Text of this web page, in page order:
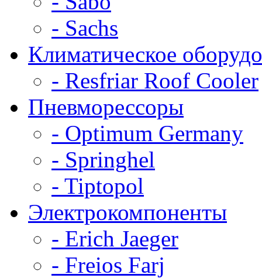
- Sachs
Климатическое
- Resfriar Roof Cooler
Пневморессоры
- Optimum Germany
- Springhel
- Tiptopol
Электрокомпоненты
- Erich Jaeger
- Freios Farj